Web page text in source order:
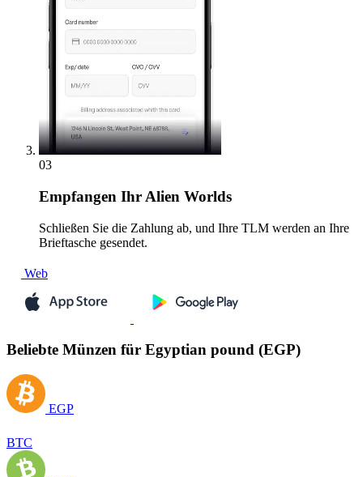
03
Empfangen Ihr Alien Worlds
Schließen Sie die Zahlung ab, und Ihre TLM werden an Ihre
Brieftasche gesendet.
Web
Beliebte Münzen für Egyptian pound (EGP)
EGP
BTC